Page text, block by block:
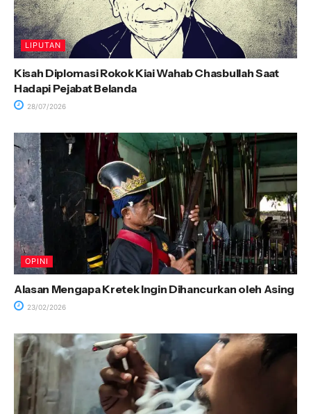
LIPUTAN
Kisah Diplomasi Rokok Kiai Wahab Chasbullah Saat
Hadapi Pejabat Belanda
28/07/2026
OPINI
Alasan Mengapa Kretek Ingin Dihancurkan oleh Asing
23/02/2026